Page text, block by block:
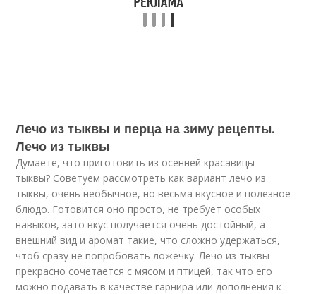
Лечо из тыквы и перца на зиму рецепты.
Лечо из тыквы
Думаете, что приготовить из осенней красавицы –
тыквы? Советуем рассмотреть как вариант лечо из
тыквы, очень необычное, но весьма вкусное и полезное
блюдо. Готовится оно просто, не требует особых
навыков, зато вкус получается очень достойный, а
внешний вид и аромат такие, что сложно удержаться,
чтоб сразу не попробовать ложечку. Лечо из тыквы
прекрасно сочетается с мясом и птицей, так что его
можно подавать в качестве гарнира или дополнения к